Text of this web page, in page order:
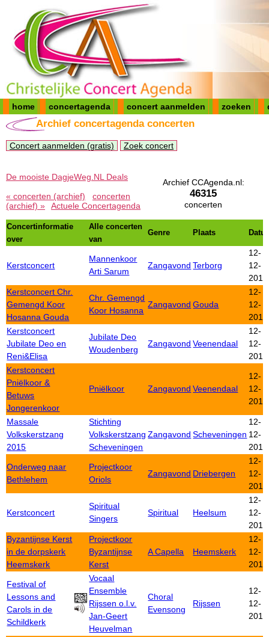
home concertagenda concert aanmelden zoeken
Archief concertagenda concerten
Concert aanmelden (gratis) Zoek concert
Archief CCAgenda.nl:
46315
concerten
De mooiste DagjeWeg.NL Deals
« concerten (archief)
concerten
(archief) »
Actuele Concertagenda
Concertinformatie
over
Alle concerten
van
Genre Plaats
Kerstconcert
Mannenkoor
Arti Sarum
Zangavond Terborg
12-
12-
2015
Kerstconcert Chr.
Gemengd Koor
Hosanna Gouda
Chr. Gemengd
Koor Hosanna
Zangavond Gouda
12-
12-
2015
Kerstconcert
Jubilate Deo en
Reni&Elisa
Jubilate Deo
Woudenberg
Zangavond Veenendaal
12-
12-
2015
Kerstconcert
Pniëlkoor &
Betuws
Jongerenkoor
Pniëlkoor Zangavond Veenendaal
12-
12-
2015
Massale
Volkskerstzang
2015
Stichting
Volkskerstzang
Scheveningen
Zangavond Scheveningen
12-
12-
2015
Onderweg naar
Bethlehem
Projectkoor
Oriols
Zangavond Driebergen
12-
12-
2015
Kerstconcert
Spiritual
Singers
Spiritual Heelsum
12-
12-
2015
Byzantijnse Kerst
in de dorpskerk
Heemskerk
Projectkoor
Byzantijnse
Kerst
A Capella Heemskerk
12-
12-
2015
Festival of
Lessons and
Carols in de
Schildkerk
Vocaal
Ensemble
Rijssen o.l.v.
Jan-Geert
Heuvelman
Choral
Evensong
Rijssen
12-
12-
2015